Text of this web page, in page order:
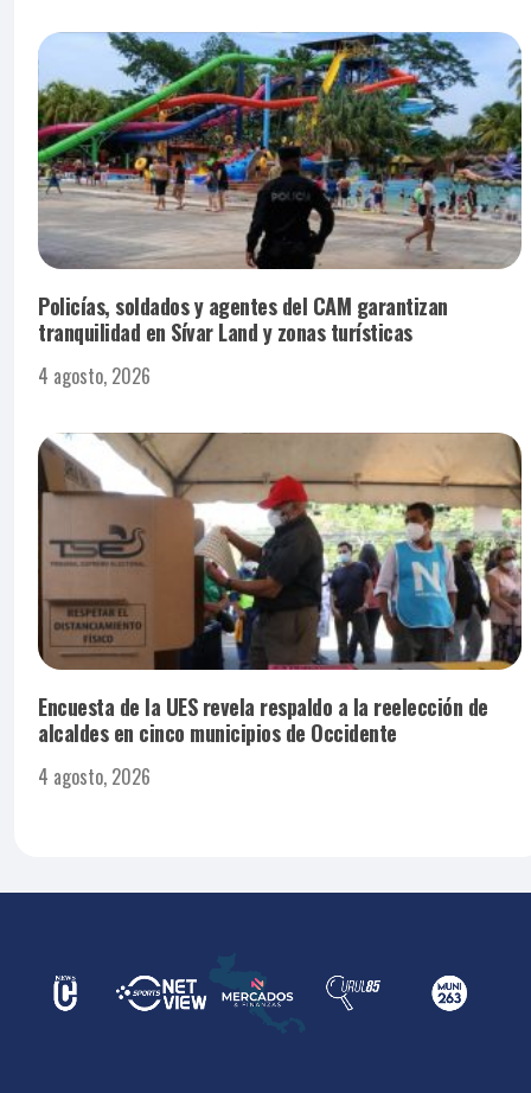
Policías, soldados y agentes del CAM garantizan
tranquilidad en Sívar Land y zonas turísticas
4 agosto, 2026
Encuesta de la UES revela respaldo a la reelección de
alcaldes en cinco municipios de Occidente
4 agosto, 2026